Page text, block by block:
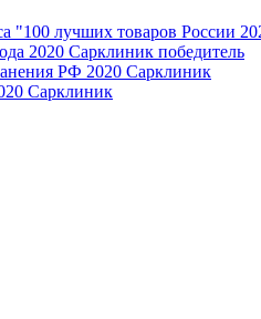
"100 лучших товаров России
2020 Сарклиник победитель
РФ 2020 Сарклиник
Сарклиник